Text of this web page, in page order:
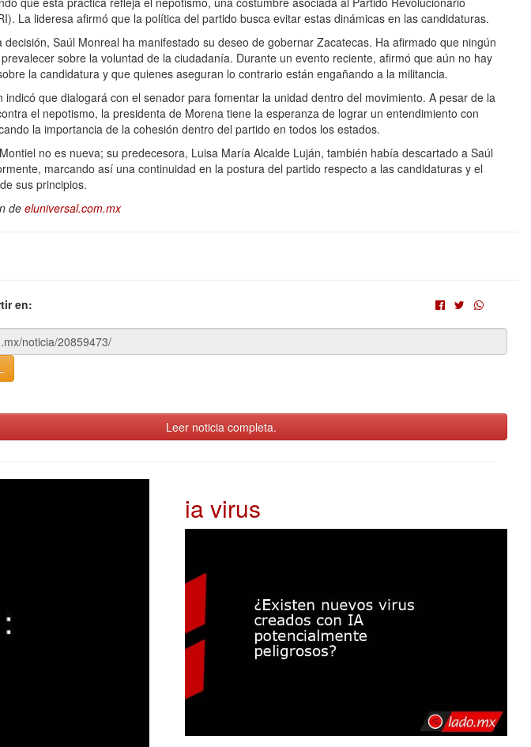
La lideresa afirmó que la política del partido busca evitar estas dinámicas en las candidaturas.
decisión, Saúl Monreal ha manifestado su deseo de gobernar Zacatecas. Ha afirmado que ningún
sobre la voluntad de la ciudadanía. Durante un evento reciente, afirmó que aún no hay
la candidatura y que quienes aseguran lo contrario están engañando a la militancia.
indicó que dialogará con el senador para fomentar la unidad dentro del movimiento. A pesar de la
el nepotismo, la presidenta de Morena tiene la esperanza de lograr un entendimiento con
la importancia de la cohesión dentro del partido en todos los estados.
no es nueva; su predecesora, Luisa María Alcalde Luján, también había descartado a Saúl
marcando así una continuidad en la postura del partido respecto a las candidaturas y el
sus principios.
deeluniversal.com.mx
en:
Leer noticia completa.
ia virus